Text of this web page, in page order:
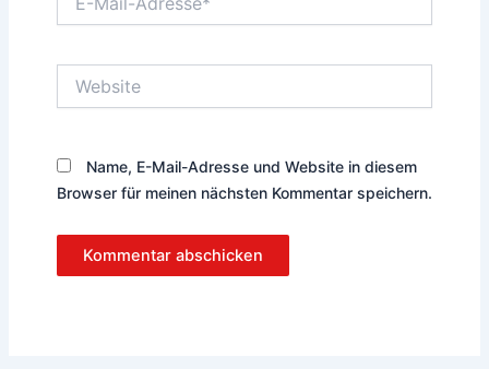
Mail-
Name, E-Mail-Adresse und Website in diesem
Browser für meinen nächsten Kommentar speichern.